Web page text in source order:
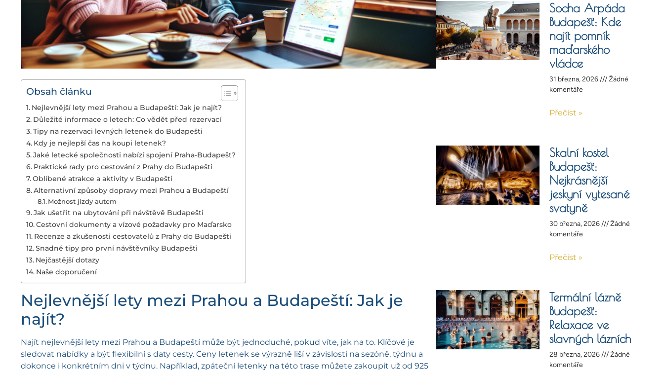
Obsah článku
Nejlevnější lety mezi Prahou a Budapeští: Jak je najít?
Důležité informace o letech: Co vědět před rezervací
Tipy na rezervaci levných letenek do Budapešti
Kdy je nejlepší čas na koupi letenek?
Jaké letecké společnosti nabízí spojení Praha-Budapešť?
Praktické rady pro cestování z Prahy do Budapešti
Oblíbené atrakce a aktivity v Budapešti
Alternativní způsoby dopravy mezi Prahou a Budapeští
Možnost jízdy autem
Jak ušetřit na ubytování při návštěvě Budapešti
Cestovní dokumenty a vízové požadavky pro Maďarsko
Recenze a zkušenosti cestovatelů z Prahy do Budapešti
Snadné tipy pro první návštěvníky Budapešti
Nejčastější dotazy
Naše doporučení
Nejlevnější lety mezi Prahou a Budapeští: Jak je
najít?
Najít nejlevnější lety mezi Prahou a Budapeští může být jednoduché, pokud víte, jak na to. Klíčové je
sledovat nabídky a být flexibilní s daty cesty. Ceny letenek se výrazně liší v závislosti na sezóně, týdnu a
dokonce i konkrétním dni v týdnu. Například, zpáteční letenky na této trase můžete zakoupit už od 925
Socha Arpáda
Budapešť: Kde
najít pomník
maďarského
vládce
31 března, 2026
Žádné
komentáře
Přečíst »
Skalní kostel
Budapešť:
Nejkrásnější
jeskyní vytesané
svatyně
30 března, 2026
Žádné
komentáře
Přečíst »
Termální lázně
Budapešť:
Relaxace ve
slavných lázních
28 března, 2026
Žádné
komentáře